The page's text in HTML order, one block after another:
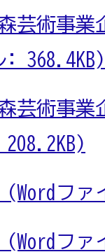
芸術事業
: 368.4KB)
芸術事業
ファ
ファ